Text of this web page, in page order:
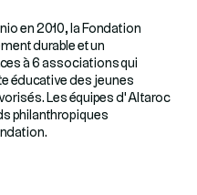
en 2010, la Fondation
durable et un
à 6 associations qui
éducative des jeunes
Les équipes d’Altaroc
philanthropiques